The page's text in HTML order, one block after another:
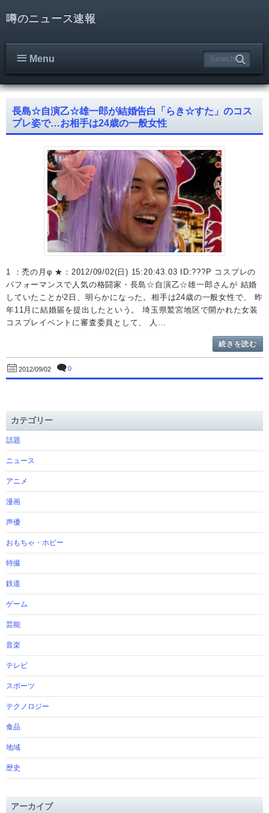
噂のニュース速報
Menu
長島☆自演乙☆雄一郎が結婚告白「らき☆すた」のコス
プレ姿で…お相手は24歳の一般女性
1 ：禿の月φ ★：2012/09/02(日) 15:20:43.03 ID:???P コスプレの
パフォーマンスで人気の格闘家・長島☆自演乙☆雄一郎さんが 結婚
していたことが2日、明らかになった。相手は24歳の一般女性で、 昨
年11月に結婚届を提出したという。 埼玉県鷲宮地区で開かれた女装
コスプレイベントに審査委員として、 人...
続きを読む
2012/09/02 0
カテゴリー
話題
ニュース
アニメ
漫画
声優
おもちゃ・ホビー
特撮
鉄道
ゲーム
芸能
音楽
テレビ
スポーツ
テクノロジー
食品
地域
歴史
アーカイブ